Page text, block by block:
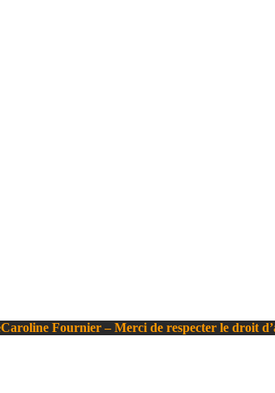
Fournier – Merci de respecter le droit